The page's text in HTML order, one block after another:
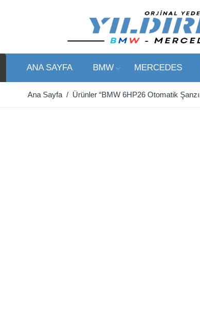
ANA SAYFA BMW MERCEDES
Ana Sayfa / Ürünler “BMW 6HP26 Otomatik